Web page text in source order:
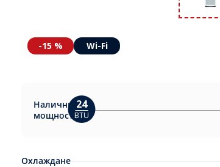
-15 % Wi-Fi
Налични
мощности:
24
BTU
Охлаждане